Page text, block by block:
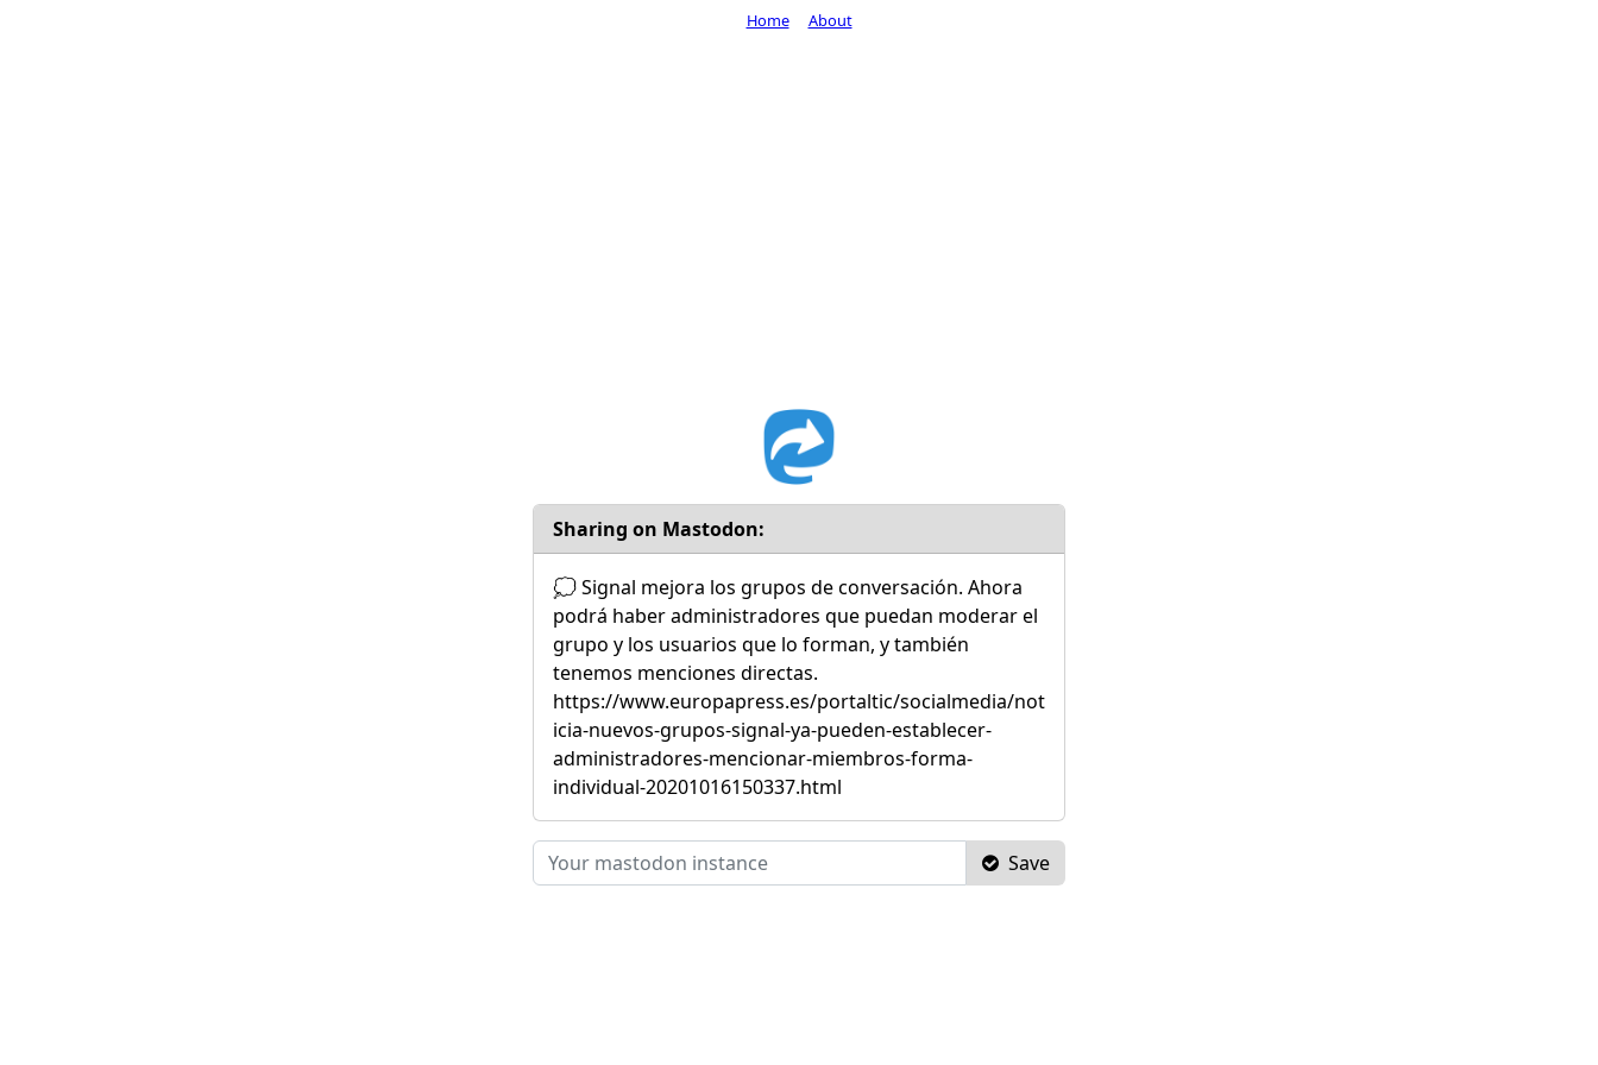
Sharing on Mastodon:
💭 Signal mejora los grupos de conversación. Ahora
podrá haber administradores que puedan moderar el
grupo y los usuarios que lo forman, y también
tenemos menciones directas.
https://www.europapress.es/portaltic/socialmedia/not
icia-nuevos-grupos-signal-ya-pueden-establecer-
administradores-mencionar-miembros-forma-
individual-20201016150337.html
Save
Home About